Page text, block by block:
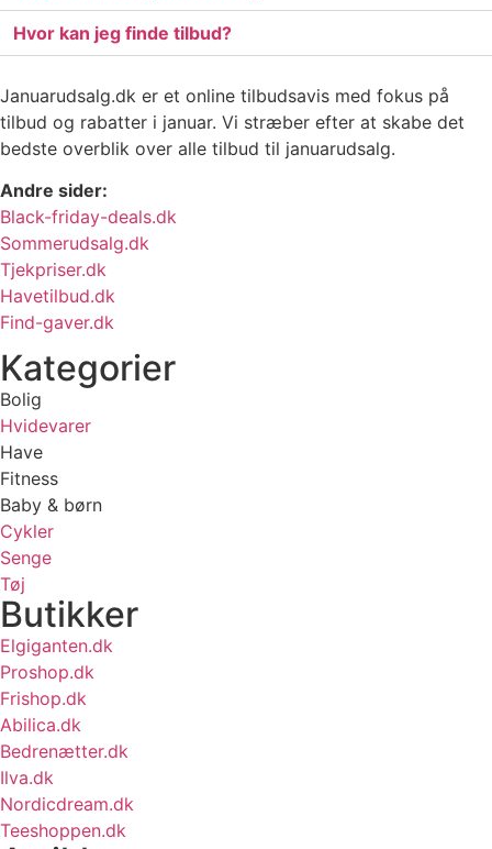
Hvor kan jeg finde tilbud?
Januarudsalg.dk er et online tilbudsavis med fokus på
tilbud og rabatter i januar. Vi stræber efter at skabe det
bedste overblik over alle tilbud til januarudsalg.
Andre sider:
Black-friday-deals.dk
Sommerudsalg.dk
Tjekpriser.dk
Havetilbud.dk
Find-gaver.dk
Kategorier
Bolig
Hvidevarer
Have
Fitness
Baby & børn
Cykler
Senge
Tøj
Butikker
Elgiganten.dk
Proshop.dk
Frishop.dk
Abilica.dk
Bedrenætter.dk
Ilva.dk
Nordicdream.dk
Teeshoppen.dk